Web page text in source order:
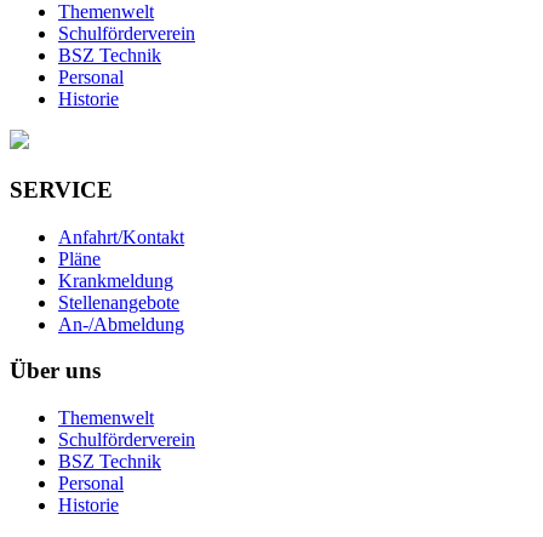
Themenwelt
Schulförderverein
BSZ Technik
Personal
Historie
SERVICE
Anfahrt/Kontakt
Pläne
Krankmeldung
Stellenangebote
An-/Abmeldung
Über uns
Themenwelt
Schulförderverein
BSZ Technik
Personal
Historie